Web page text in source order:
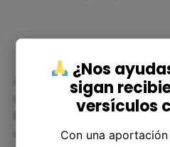
Además, Debemos ser
conquista de las ciudades
bíblicos debe ser
de cómo podemos tomar
¿Nos
sigan
versículos
Con una